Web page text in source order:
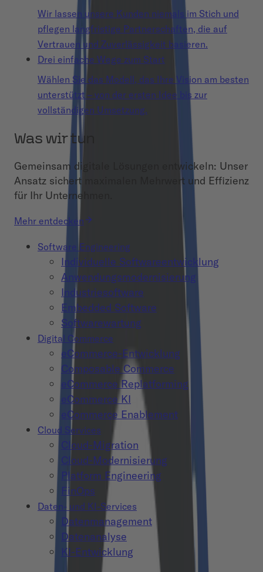
Wir lassen unsere Kunden niemals im Stich und
pflegen langfristige Partnerschaften, die auf
Vertrauen und Zuverlässigkeit basieren.
Drei einfache Wege zum Start
Wählen Sie das Modell, das Ihre Vision am besten
unterstützt – von der ersten Idee bis zur
vollständigen Umsetzung.
Was wir tun
Gemeinsam digitale Lösungen entwickeln: Unser
Ansatz sichert maximalen Mehrwert und Effizienz
für Ihr Unternehmen.
Mehr entdecken
Software Engineering
Individuelle Softwareentwicklung
Anwendungsmodernisierung
Industriesoftware
Embedded Software
Softwarewartung
Digital Commerce
eCommerce-Entwicklung
Composable Commerce
eCommerce Replatforming
eCommerce KI
eCommerce Enablement
Cloud Services
Cloud-Migration
Cloud-Modernisierung
Platform Engineering
FinOps
Daten- und KI-Services
Datenmanagement
Datenanalyse
KI-Entwicklung